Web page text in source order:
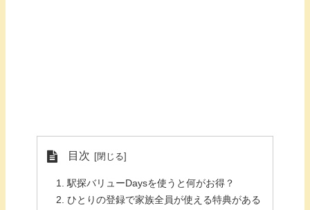
目次
駅探バリューDaysを使うと何がお得？
ひとりの登録で家族全員が使える特典がある